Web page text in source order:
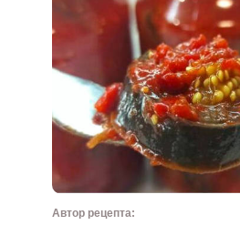
Автор рецепта: